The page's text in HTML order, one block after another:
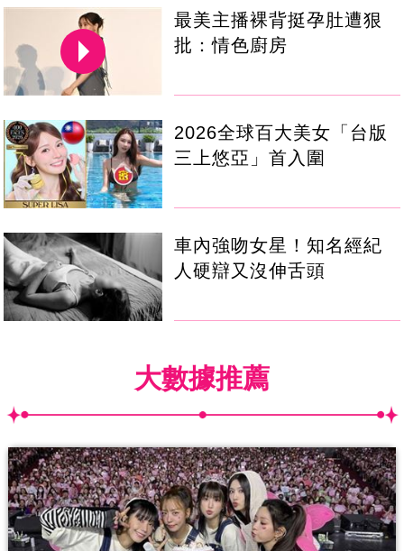
最美主播裸背挺孕肚遭狠
批：情色廚房
2026全球百大美女「台版
三上悠亞」首入圍
車內強吻女星！知名經紀
人硬辯又沒伸舌頭
大數據推薦